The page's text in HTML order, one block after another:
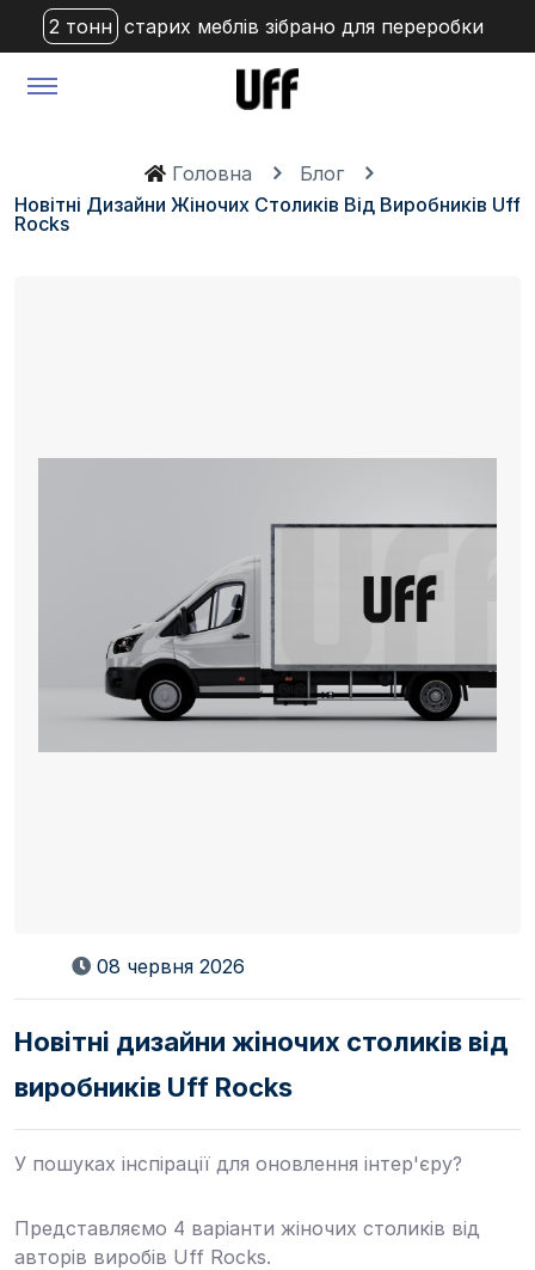
2 тонн старих меблів зібрано для переробки
Головна
Блог
Новітні Дизайни Жіночих Столиків Від Виробників Uff
Rocks
08 червня 2026
Новітні дизайни жіночих столиків від
виробників Uff Rocks
У пошуках інспірації для оновлення інтер'єру?
Представляємо 4 варіанти жіночих столиків від
авторів виробів Uff Rocks.